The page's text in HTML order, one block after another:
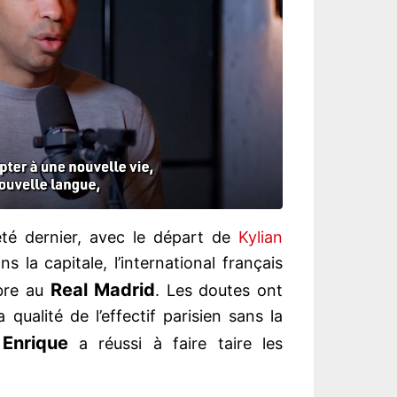
dernier, avec le départ de Kylian
la capitale, l’international français
au Real Madrid. Les doutes ont
de l’effectif parisien sans la
a réussi à faire taire les